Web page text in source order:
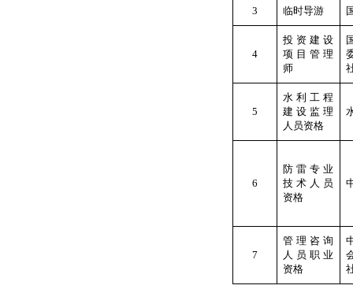
3 临时导游
4
投资建设
项目管理
师
5
水利工程
建设监理
人员资格
6
防雷专业
技术人员
资格
7
管理咨询
人员职业
资格